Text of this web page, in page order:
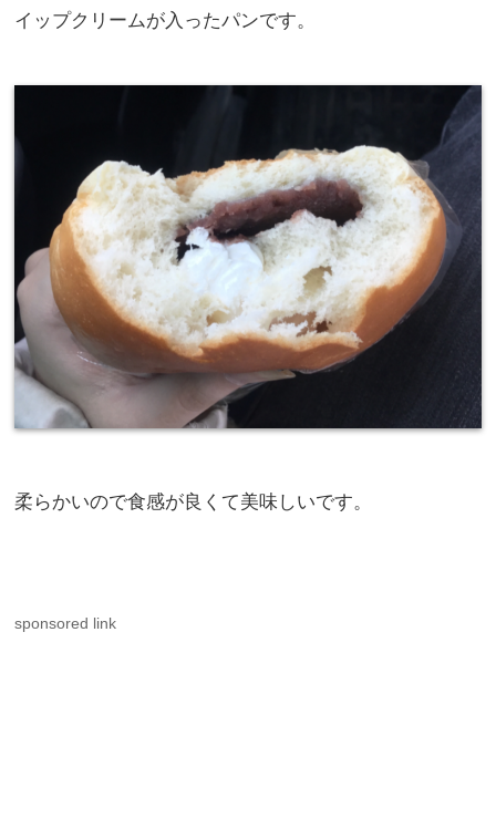
イップクリームが入ったパンです。
柔らかいので食感が良くて美味しいです。
sponsored link